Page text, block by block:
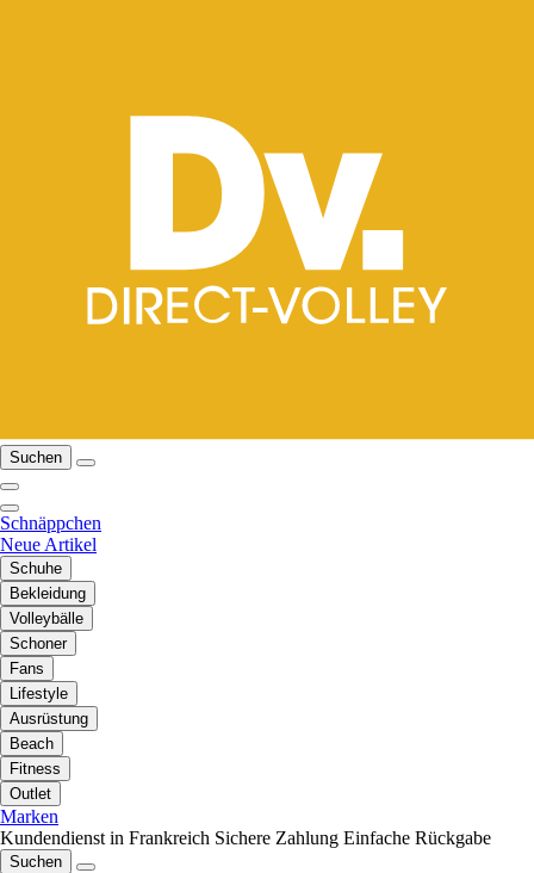
Suchen
Schnäppchen
Neue Artikel
Schuhe
Bekleidung
Volleybälle
Schoner
Fans
Lifestyle
Ausrüstung
Beach
Fitness
Outlet
Marken
Kundendienst in Frankreich Sichere Zahlung Einfache Rückgabe
Suchen